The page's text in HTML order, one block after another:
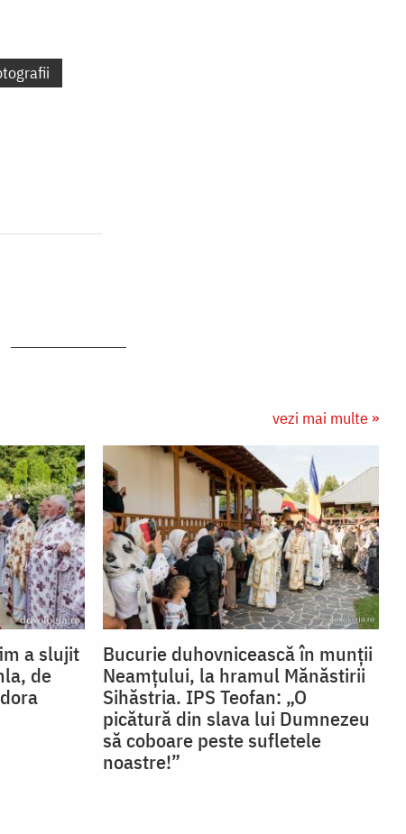
vezi mai multe »
a slujit
de
Bucurie duhovnicească în munții
Neamțului, la hramul Mănăstirii
Sihăstria. IPS Teofan: „O
picătură din slava lui Dumnezeu
să coboare peste sufletele
noastre!”